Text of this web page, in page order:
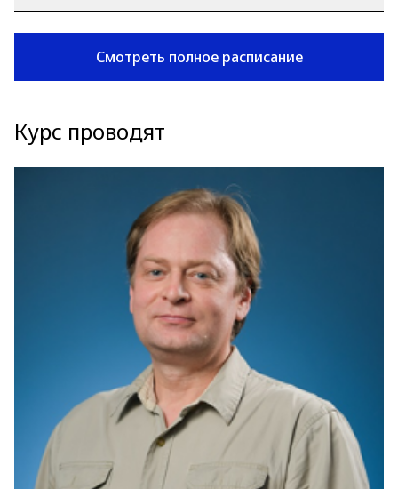
Смотреть полное расписание
Курс проводят